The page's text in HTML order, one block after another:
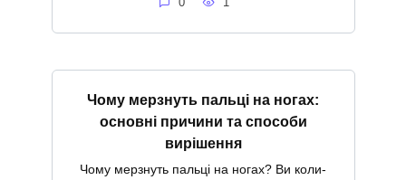
Чому мерзнуть пальці на ногах:
основні причини та способи
вирішення
Чому мерзнуть пальці на ногах? Ви коли-